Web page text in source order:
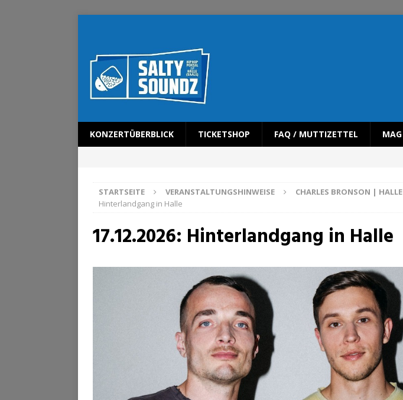
KONZERTÜBERBLICK TICKETSHOP FAQ / MUTTIZETTEL MAG
STARTSEITE VERANSTALTUNGSHINWEISE CHARLES BRONSON | HALLE
Hinterlandgang in Halle
17.12.2026: Hinterlandgang in Halle